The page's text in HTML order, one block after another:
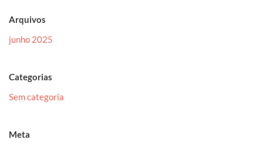
Arquivos
junho 2025
Categorias
Sem categoria
Meta